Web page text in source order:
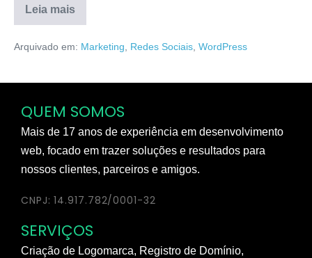
Leia mais
Arquivado em: Marketing Redes Sociais WordPress
QUEM SOMOS
Mais de 17 anos de experiência em desenvolvimento
web, focado em trazer soluções e resultados para
nossos clientes, parceiros e amigos.
CNPJ: 14.917.782/0001-32
SERVIÇOS
Criação de Logomarca, Registro de Domínio,